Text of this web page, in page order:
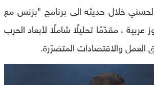
خلال حديثه الى برنامج "بزنس مع
، مقدّمًا تحليلًا شاملًا لأبعاد الحرب
العمل والاقتصادات المتضرّرة.